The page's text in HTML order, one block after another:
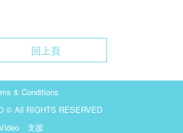
回上頁
& Conditions
© All RIGHTS RESERVED
支援